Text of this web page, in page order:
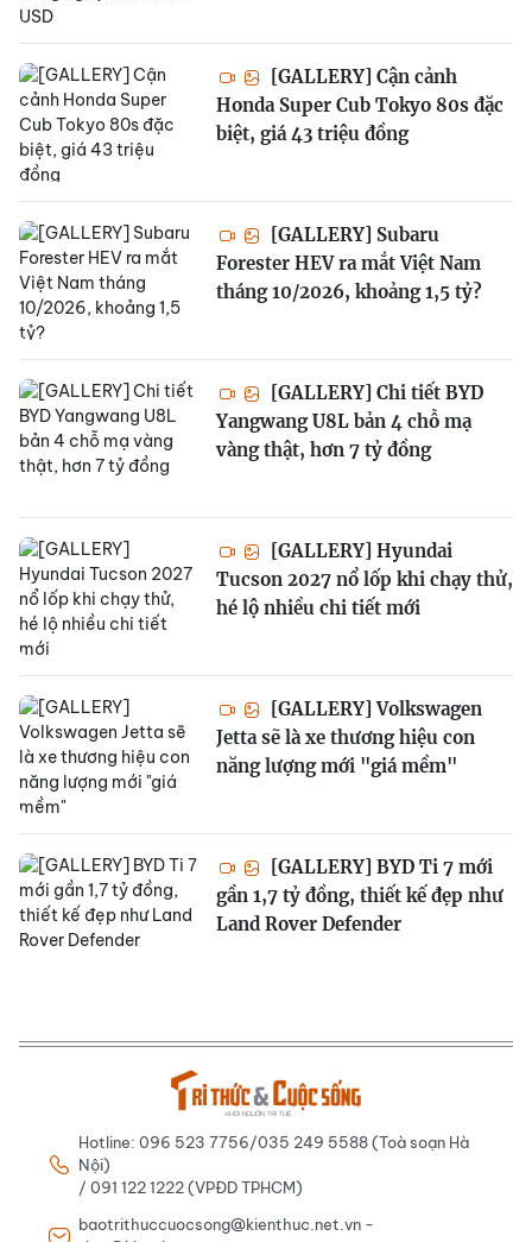
[GALLERY] Cận cảnh
Honda Super Cub Tokyo 80s đặc
biệt, giá 43 triệu đồng
[GALLERY] Subaru
Forester HEV ra mắt Việt Nam
tháng 10/2026, khoảng 1,5 tỷ?
[GALLERY] Chi tiết BYD
Yangwang U8L bản 4 chỗ mạ
vàng thật, hơn 7 tỷ đồng
[GALLERY] Hyundai
Tucson 2027 nổ lốp khi chạy thử,
hé lộ nhiều chi tiết mới
[GALLERY] Volkswagen
Jetta sẽ là xe thương hiệu con
năng lượng mới "giá mềm"
[GALLERY] BYD Ti 7 mới
gần 1,7 tỷ đồng, thiết kế đẹp như
Land Rover Defender
Hotline: 096 523 7756/035 249 5588 (Toà soạn Hà
Nội)
/ 091 122 1222 (VPĐD TPHCM)
baotrithuccuocsong@kienthuc.net.vn -